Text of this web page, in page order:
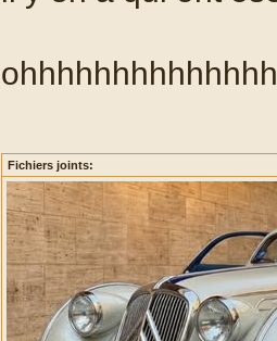
Fichiers joints: